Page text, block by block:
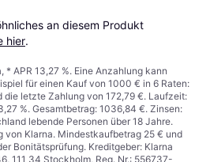
an diesem Produkt
hier.
* APR 13,27 %. Eine Anzahlung kann
für einen Kauf von 1000 € in 6 Raten:
die letzte Zahlung von 172,79 €. Laufzeit:
%. Gesamtbetrag: 1036,84 €. Zinsen:
lebende Personen über 18 Jahre.
von Klarna. Mindestkaufbetrag 25 € und
Bonitätsprüfung. Kreditgeber: Klarna
111 34 Stockholm, Reg. Nr.: 556737-